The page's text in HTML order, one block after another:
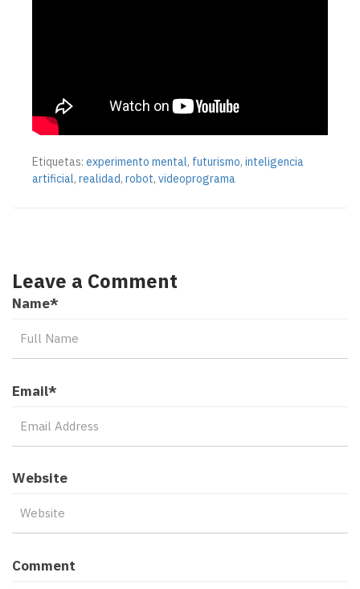
Etiquetas: experimento mental, futurismo, inteligencia
artificial, realidad, robot, videoprograma
Leave a Comment
Name*
Email*
Website
Comment